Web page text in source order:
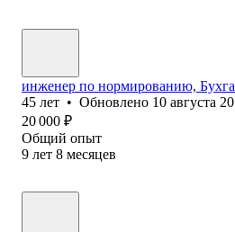
инженер по нормированию,
45 лет • Обновлено 10 августа
20 000 ₽
Общий опыт
9 лет 8 месяцев